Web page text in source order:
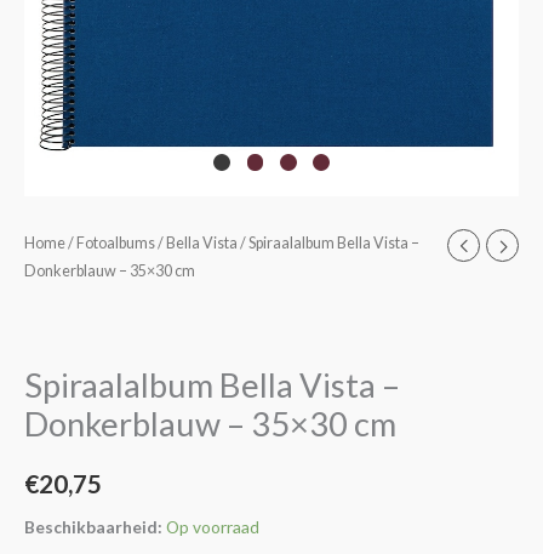
Home/ Fotoalbums/ Bella Vista / Spiraalalbum Bella Vista –
Donkerblauw – 35×30 cm
Spiraalalbum Bella Vista –
Donkerblauw – 35×30 cm
€20,75
Beschikbaarheid: Op voorraad
Spiraalalbum
Bella
-
35x30
aantal